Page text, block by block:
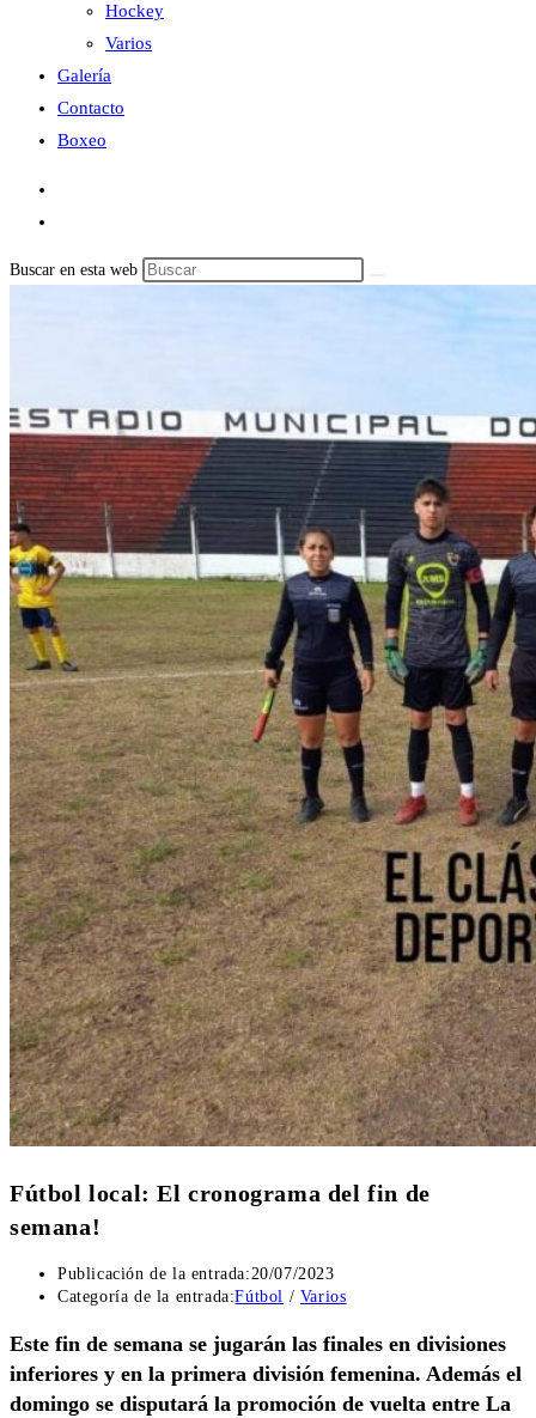
Hockey
Varios
Galería
Contacto
Boxeo
Buscar en esta web
Fútbol local: El cronograma del fin de
semana!
Publicación de la entrada:20/07/2023
Categoría de la entrada:Fútbol / Varios
Este fin de semana se jugarán las finales en divisiones
inferiores y en la primera división femenina. Además el
domingo se disputará la promoción de vuelta entre La